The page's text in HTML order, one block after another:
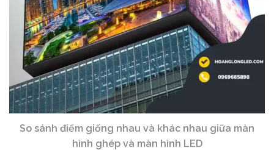
So sánh điểm giống nhau và khác nhau giữa màn
hình ghép và màn hình LED